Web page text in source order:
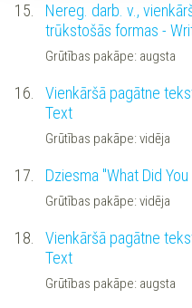
15.
Nereg. darb. v.,
trūkstošās formas -
Grūtības pakāpe: augsta
16.
Vienkāršā pagātne
Text
Grūtības pakāpe: vidēja
17. Dziesma "What Did
Grūtības pakāpe: vidēja
18.
Vienkāršā pagātne
Text
Grūtības pakāpe: augsta